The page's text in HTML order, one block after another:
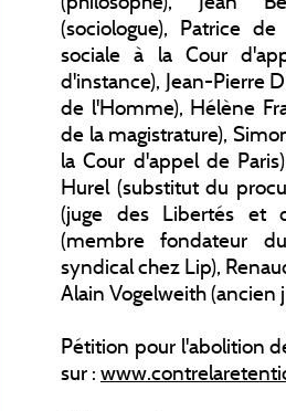
(sociologue), Patrice
sociale à la Cour
d'instance), Jean-Pierre
de l'Homme), Hélène
de la magistrature),
la Cour d'appel de
Hurel (substitut du
(juge des Libertés et
(membre fondateur
syndical chez Lip),
Alain Vogelweith (ancien
Pétition pour l'abolition
sur :